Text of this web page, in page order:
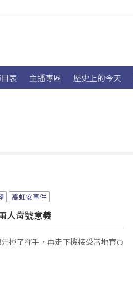
表 主播專區 歷史上的今天
高虹安事件
人背號意義
揮了揮手，再走下機接受當地官員